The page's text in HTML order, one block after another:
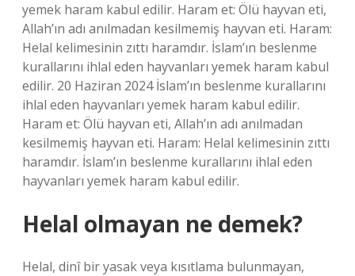
yemek haram kabul edilir. Haram et: Ölü hayvan eti,
Allah’ın adı anılmadan kesilmemiş hayvan eti. Haram:
Helal kelimesinin zıttı haramdır. İslam’ın beslenme
kurallarını ihlal eden hayvanları yemek haram kabul
edilir. 20 Haziran 2024 İslam’ın beslenme kurallarını
ihlal eden hayvanları yemek haram kabul edilir.
Haram et: Ölü hayvan eti, Allah’ın adı anılmadan
kesilmemiş hayvan eti. Haram: Helal kelimesinin zıttı
haramdır. İslam’ın beslenme kurallarını ihlal eden
hayvanları yemek haram kabul edilir.
Helal olmayan ne demek?
Helal, dinî bir yasak veya kısıtlama bulunmayan,